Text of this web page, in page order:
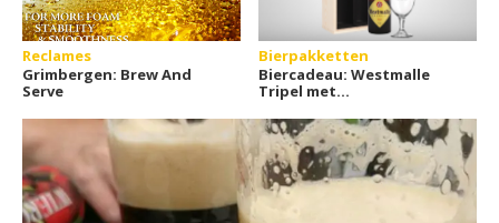
Reclames
Grimbergen: Brew And
Serve
Bierpakketten
Biercadeau: Westmalle
Tripel met
bierglas